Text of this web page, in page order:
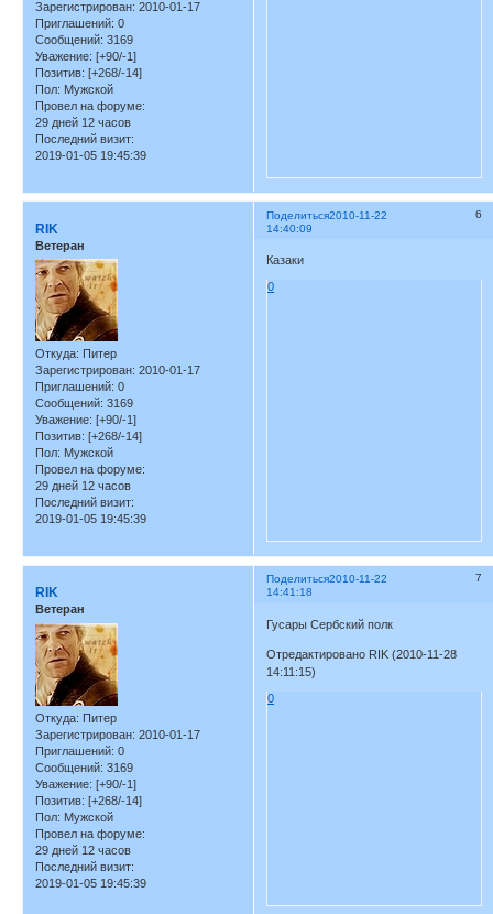
Зарегистрирован: 2010-01-17
Приглашений: 0
Сообщений: 3169
Уважение: [+90/-1]
Позитив: [+268/-14]
Пол: Мужской
Провел на форуме:
29 дней 12 часов
Последний визит:
2019-01-05 19:45:39
Поделиться 6
2010-11-22
14:40:09
RIK
Ветеран
Откуда: Питер
Зарегистрирован: 2010-01-17
Приглашений: 0
Сообщений: 3169
Уважение: [+90/-1]
Позитив: [+268/-14]
Пол: Мужской
Провел на форуме:
29 дней 12 часов
Последний визит:
2019-01-05 19:45:39
Казаки
0
Поделиться 7
2010-11-22
14:41:18
RIK
Ветеран
Откуда: Питер
Зарегистрирован: 2010-01-17
Приглашений: 0
Сообщений: 3169
Уважение: [+90/-1]
Позитив: [+268/-14]
Пол: Мужской
Провел на форуме:
29 дней 12 часов
Последний визит:
2019-01-05 19:45:39
Гусары Сербский полк
Отредактировано RIK (2010-11-28
14:11:15)
0